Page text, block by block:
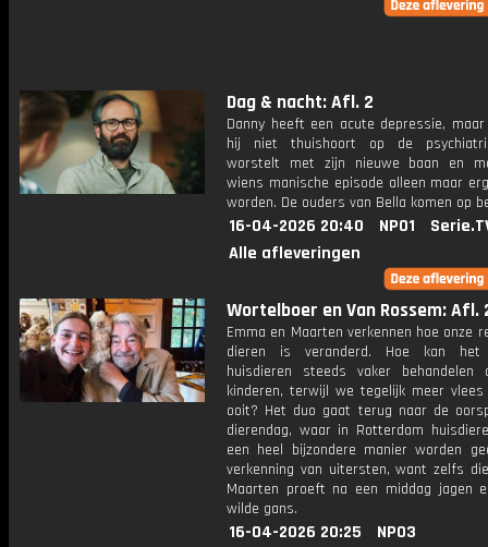
Dag & nacht: Afl. 2
Danny heeft een acute depressie,
hij niet thuishoort op de
worstelt met zijn nieuwe baan en
wiens manische episode alleen maar
worden. De ouders van Bella komen op
16-04-2026 20:40 NPO1
Alle afleveringen
Wortelboer en Van Rossem: Afl.
Emma en Maarten verkennen hoe onze
dieren is veranderd. Hoe kan
huisdieren steeds vaker behandelen
kinderen, terwijl we tegelijk meer
ooit? Het duo gaat terug naar de
dierendag, waar in Rotterdam
een heel bijzondere manier worden
verkenning van uitersten, want zelfs
Maarten proeft na een middag jagen
wilde gans.
16-04-2026 20:25
NPO3